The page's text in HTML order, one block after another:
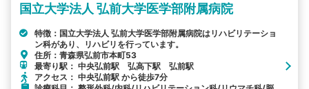
国立大学法人 弘前大学医学部附属病院
特徴：国立大学法人 弘前大学医学部附属病院はリハビリテーショ
ン科があり、リハビリを行っています。
住所：青森県弘前市本町53
最寄り駅： 中央弘前駅 弘高下駅 弘前駅
アクセス： 中央弘前駅 から徒歩7分